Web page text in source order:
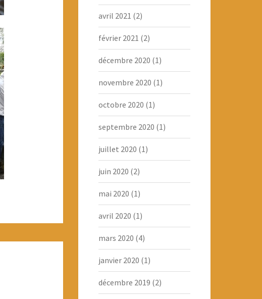
avril 2021 (2)
février 2021 (2)
décembre 2020 (1)
novembre 2020 (1)
octobre 2020 (1)
septembre 2020 (1)
juillet 2020 (1)
juin 2020 (2)
mai 2020 (1)
avril 2020 (1)
mars 2020 (4)
janvier 2020 (1)
décembre 2019 (2)